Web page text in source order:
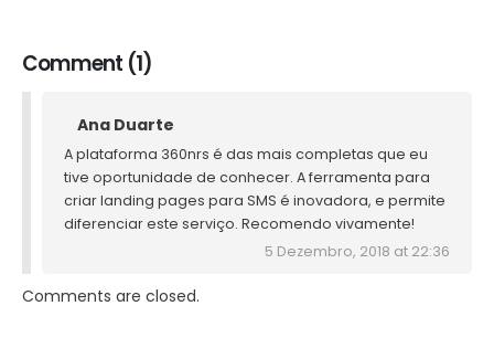
Comment (1)
Ana Duarte
A plataforma 360nrs é das mais completas que eu
tive oportunidade de conhecer. A ferramenta para
criar landing pages para SMS é inovadora, e permite
diferenciar este serviço. Recomendo vivamente!
5 Dezembro, 2018 at 22:36
Comments are closed.